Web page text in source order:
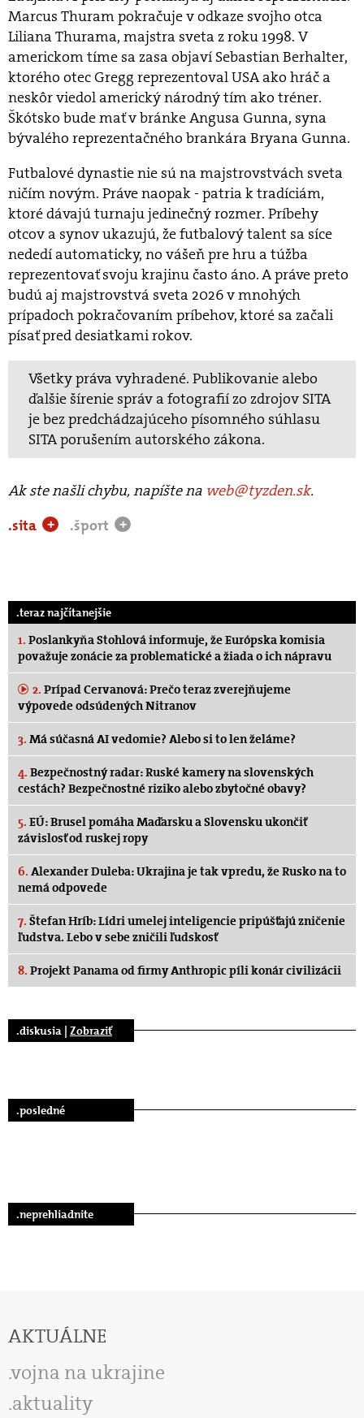
Marcus Thuram pokračuje v odkaze svojho otca
Liliana Thurama, majstra sveta z roku 1998. V
americkom tíme sa zasa objaví Sebastian Berhalter,
ktorého otec Gregg reprezentoval USA ako hráč a
neskôr viedol americký národný tím ako tréner.
Škótsko bude mať v bránke Angusa Gunna, syna
bývalého reprezentačného brankára Bryana Gunna.
Futbalové dynastie nie sú na majstrovstvách sveta
ničím novým. Práve naopak - patria k tradíciám,
ktoré dávajú turnaju jedinečný rozmer. Príbehy
otcov a synov ukazujú, že futbalový talent sa síce
nededí automaticky, no vášeň pre hru a túžba
reprezentovať svoju krajinu často áno. A práve preto
budú aj majstrovstvá sveta 2026 v mnohých
prípadoch pokračovaním príbehov, ktoré sa začali
písať pred desiatkami rokov.
Všetky práva vyhradené. Publikovanie alebo
ďalšie šírenie správ a fotografií zo zdrojov SITA
je bez predchádzajúceho písomného súhlasu
SITA porušením autorského zákona.
Ak ste našli chybu, napíšte na web@tyzden.sk.
.sita
+ .šport +
.teraz najčítanejšie
1. Poslankyňa Stohlová informuje, že Európska komisia
považuje zonácie za problematické a žiada o ich nápravu
2. Prípad Cervanová: Prečo teraz zverejňujeme
výpovede odsúdených Nitranov
3. Má súčasná AI vedomie? Alebo si to len želáme?
4. Bezpečnostný radar: Ruské kamery na slovenských
cestách? Bezpečnostné riziko alebo zbytočné obavy?
5. EÚ: Brusel pomáha Maďarsku a Slovensku ukončiť
závislosť od ruskej ropy
6. Alexander Duleba: Ukrajina je tak vpredu, že Rusko na to
nemá odpovede
7. Štefan Hríb: Lídri umelej inteligencie pripúšťajú zničenie
ľudstva. Lebo v sebe zničili ľudskosť
8. Projekt Panama od firmy Anthropic píli konár civilizácii
.diskusia | Zobraziť
.posledné
.neprehliadnite
AKTUÁLNE
vojna na ukrajine
aktuality